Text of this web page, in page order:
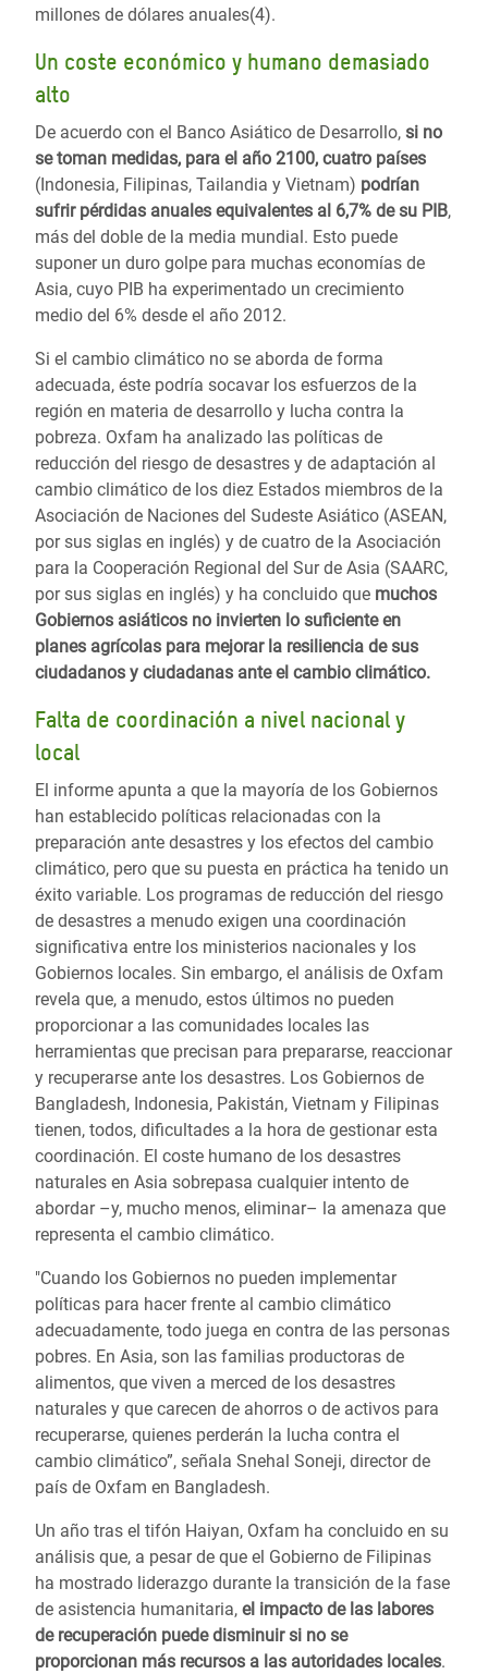
millones de dólares anuales(4).
Un coste económico y humano demasiado
alto
De acuerdo con el Banco Asiático de Desarrollo, si no
se toman medidas, para el año 2100, cuatro países
(Indonesia, Filipinas, Tailandia y Vietnam) podrían
sufrir pérdidas anuales equivalentes al 6,7% de su PIB,
más del doble de la media mundial. Esto puede
suponer un duro golpe para muchas economías de
Asia, cuyo PIB ha experimentado un crecimiento
medio del 6% desde el año 2012.
Si el cambio climático no se aborda de forma
adecuada, éste podría socavar los esfuerzos de la
región en materia de desarrollo y lucha contra la
pobreza. Oxfam ha analizado las políticas de
reducción del riesgo de desastres y de adaptación al
cambio climático de los diez Estados miembros de la
Asociación de Naciones del Sudeste Asiático (ASEAN,
por sus siglas en inglés) y de cuatro de la Asociación
para la Cooperación Regional del Sur de Asia (SAARC,
por sus siglas en inglés) y ha concluido que muchos
Gobiernos asiáticos no invierten lo suficiente en
planes agrícolas para mejorar la resiliencia de sus
ciudadanos y ciudadanas ante el cambio climático.
Falta de coordinación a nivel nacional y
local
El informe apunta a que la mayoría de los Gobiernos
han establecido políticas relacionadas con la
preparación ante desastres y los efectos del cambio
climático, pero que su puesta en práctica ha tenido un
éxito variable. Los programas de reducción del riesgo
de desastres a menudo exigen una coordinación
significativa entre los ministerios nacionales y los
Gobiernos locales. Sin embargo, el análisis de Oxfam
revela que, a menudo, estos últimos no pueden
proporcionar a las comunidades locales las
herramientas que precisan para prepararse, reaccionar
y recuperarse ante los desastres. Los Gobiernos de
Bangladesh, Indonesia, Pakistán, Vietnam y Filipinas
tienen, todos, dificultades a la hora de gestionar esta
coordinación. El coste humano de los desastres
naturales en Asia sobrepasa cualquier intento de
abordar –y, mucho menos, eliminar– la amenaza que
representa el cambio climático.
"Cuando los Gobiernos no pueden implementar
políticas para hacer frente al cambio climático
adecuadamente, todo juega en contra de las personas
pobres. En Asia, son las familias productoras de
alimentos, que viven a merced de los desastres
naturales y que carecen de ahorros o de activos para
recuperarse, quienes perderán la lucha contra el
cambio climático”, señala Snehal Soneji, director de
país de Oxfam en Bangladesh.
Un año tras el tifón Haiyan, Oxfam ha concluido en su
análisis que, a pesar de que el Gobierno de Filipinas
ha mostrado liderazgo durante la transición de la fase
de asistencia humanitaria, el impacto de las labores
de recuperación puede disminuir si no se
proporcionan más recursos a las autoridades locales.